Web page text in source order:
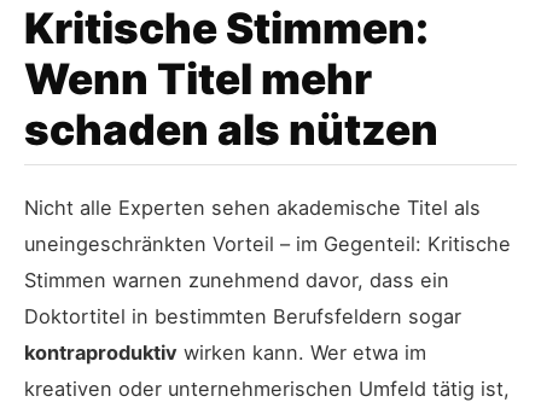
Kritische Stimmen:
Wenn Titel mehr
schaden als nützen
Nicht alle Experten sehen akademische Titel als
uneingeschränkten Vorteil – im Gegenteil: Kritische
Stimmen warnen zunehmend davor, dass ein
Doktortitel in bestimmten Berufsfeldern sogar
kontraproduktiv wirken kann. Wer etwa im
kreativen oder unternehmerischen Umfeld tätig ist,